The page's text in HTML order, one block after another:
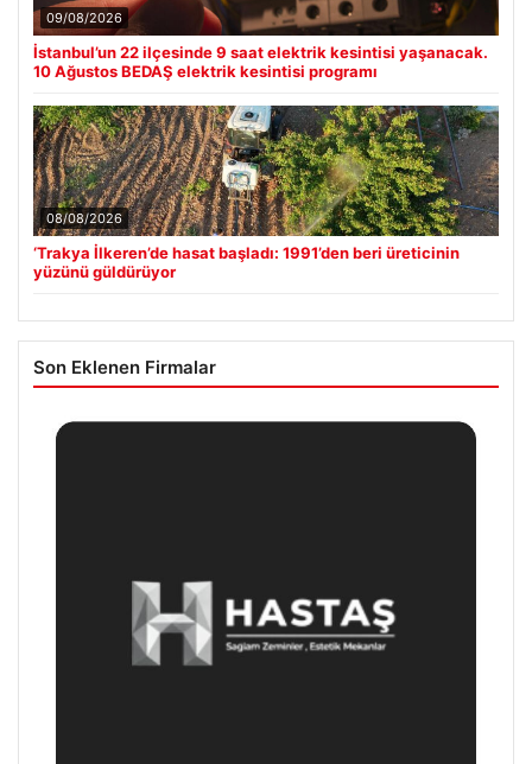
09/08/2026
İstanbul’un 22 ilçesinde 9 saat elektrik kesintisi yaşanacak.
10 Ağustos BEDAŞ elektrik kesintisi programı
08/08/2026
‘Trakya İlkeren’de hasat başladı: 1991’den beri üreticinin
yüzünü güldürüyor
Son Eklenen Firmalar